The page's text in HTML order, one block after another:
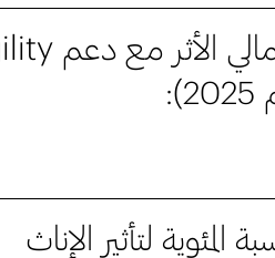
المئوية لتأثير الإناث